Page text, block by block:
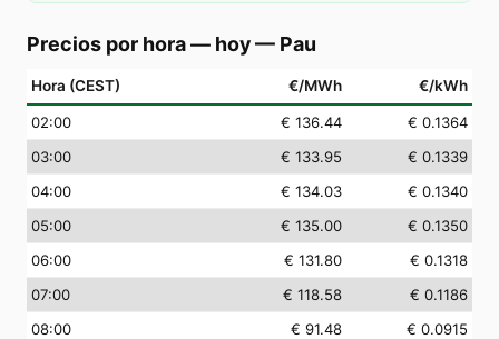
Precios por hora — hoy— Pau
Hora (CEST) €/MWh €/kWh
02:00 € 136.44
€ 0.1364
03:00 € 133.95
€ 0.1339
04:00 € 134.03
€ 0.1340
05:00 € 135.00
€ 0.1350
06:00 € 131.80
€ 0.1318
07:00 € 118.58
€ 0.1186
08:00 € 91.48
€ 0.0915